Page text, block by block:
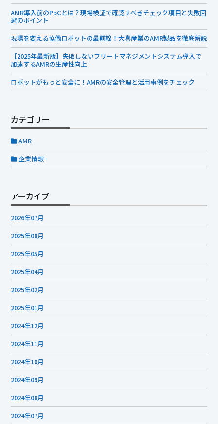
AMR導入前のPoCとは？現場検証で確認すべきチェック項目と失敗回
避のポイント
現場を変える協働ロボットの最前線！大喜産業のAMR製品を徹底解説
【2025年最新版】失敗しないフリートマネジメントシステム導入で
加速するAMRの生産性向上
ロボットがもっと安全に！AMRの安全管理と活用事例をチェック
カテゴリー
AMR
企業情報
アーカイブ
2026年07月
2025年08月
2025年05月
2025年04月
2025年02月
2025年01月
2024年12月
2024年11月
2024年10月
2024年09月
2024年08月
2024年07月